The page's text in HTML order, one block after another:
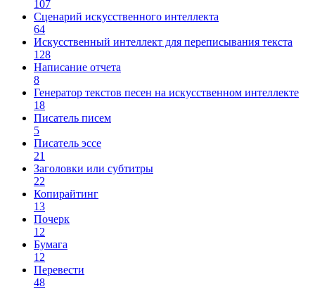
107
Сценарий искусственного интеллекта
64
Искусственный интеллект для переписывания текста
128
Написание отчета
8
Генератор текстов песен на искусственном интеллекте
18
Писатель писем
5
Писатель эссе
21
Заголовки или субтитры
22
Копирайтинг
13
Почерк
12
Бумага
12
Перевести
48